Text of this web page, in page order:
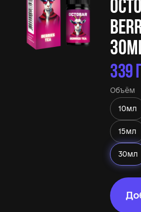
339
Объём
10мл
15мл
30мл